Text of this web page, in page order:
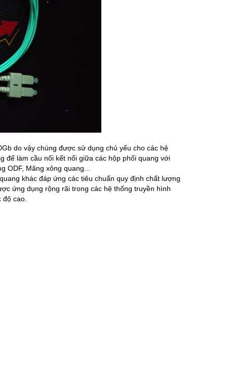
do vậy chúng được sử dụng chủ yếu cho các hệ
để làm cầu nối kết nối giữa các hộp phối quang với
ODF, Măng xông quang...
khác đáp ứng các tiêu chuẩn quy định chất lượng
ứng dụng rộng rãi trong các hệ thống truyền hình
cao.